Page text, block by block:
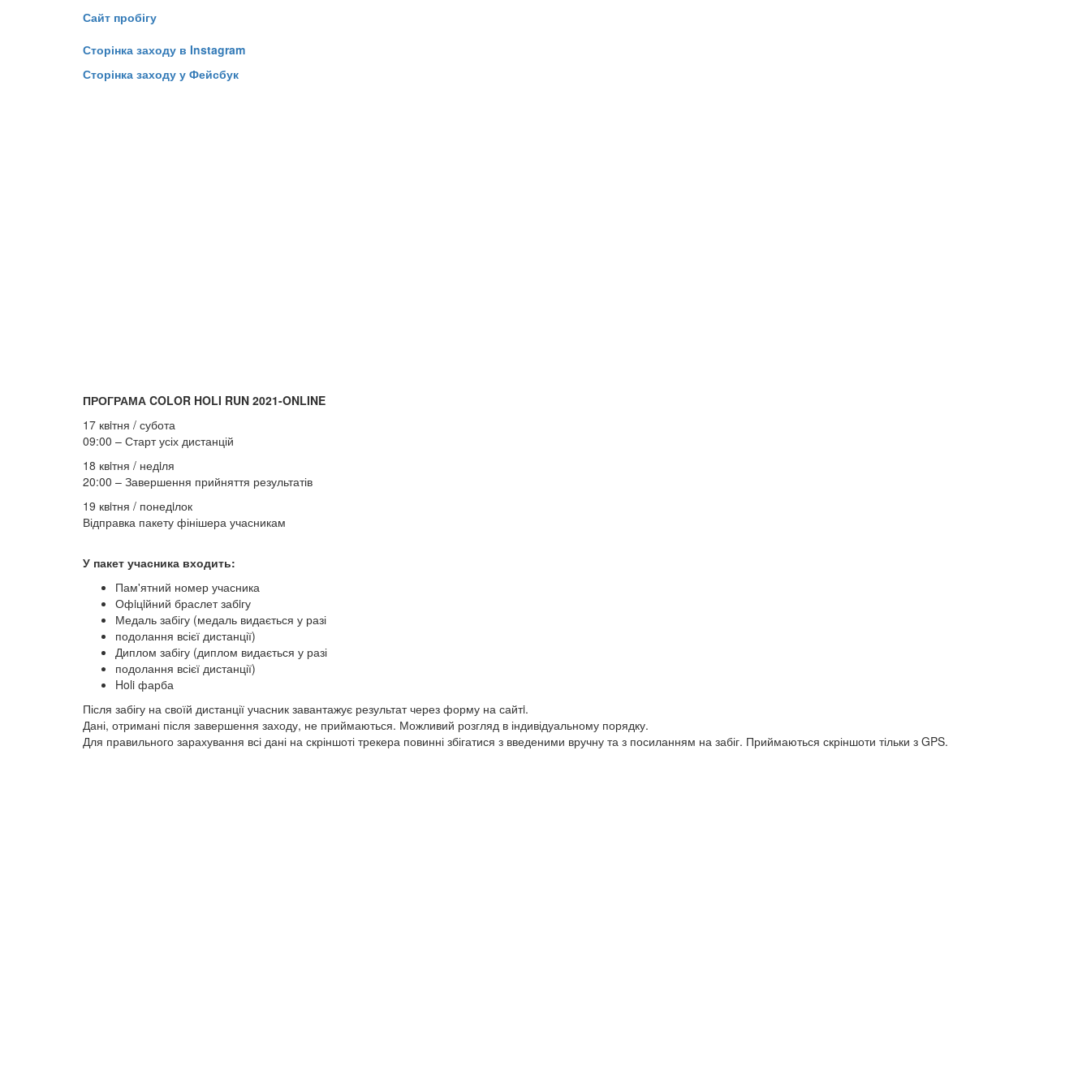
Сайт пробігу
Сторінка заходу в Instagram
Сторінка заходу у Фейсбук
ПРОГРАМА COLOR HOLI RUN 2021-ONLINE
17 квiтня / субота
09:00 – Старт усіх дистанцій
18 квiтня / недiля
20:00 – Завершення прийняття результатів
19 квiтня / понедiлок
Відправка пакету фінішера учасникам
У пакет учасника входить:
Пам'ятний номер учасника
Офiцiйний браслет забiгу
Медаль забігу (медаль видається у разі
подолання всієї дистанції)
Диплом забігу (диплом видається у разі
подолання всієї дистанції)
Holi фарба
Після забігу на своїй дистанції учасник завантажує результат через форму на сайтi.
Дані, отримані після завершення заходу, не приймаються. Можливий розгляд в індивідуальному порядку.
Для правильного зарахування всі дані на скріншоті трекера повинні збігатися з введеними вручну та з посиланням на забіг. Приймаються скріншоти тільки з GPS.